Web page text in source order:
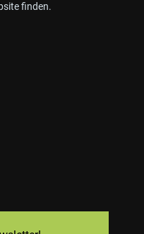
finden.